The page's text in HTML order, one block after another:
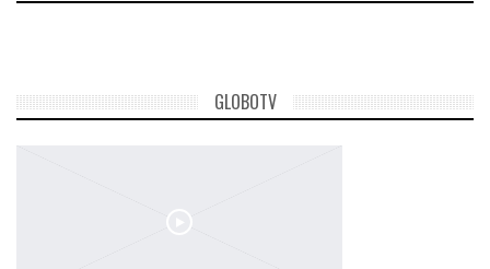
GLOBOTV